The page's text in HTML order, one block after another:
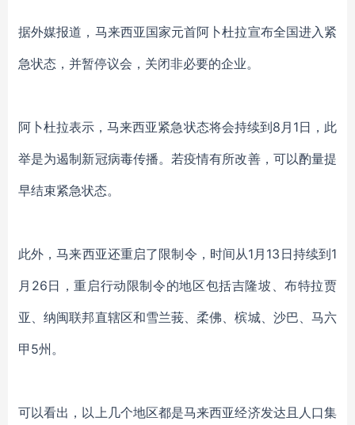
据外媒报道，马来西亚国家元首阿卜杜拉宣布全国进入紧
急状态，并暂停议会，关闭非必要的企业。
阿卜杜拉表示，马来西亚紧急状态将会持续到8月1日，此
举是为遏制新冠病毒传播。若疫情有所改善，可以酌量提
早结束紧急状态。
此外，马来西亚还重启了限制令，时间从1月13日持续到1
月26日，重启行动限制令的地区包括吉隆坡、布特拉贾
亚、纳闽联邦直辖区和雪兰莪、柔佛、槟城、沙巴、马六
甲5州。
可以看出，以上几个地区都是马来西亚经济发达且人口集